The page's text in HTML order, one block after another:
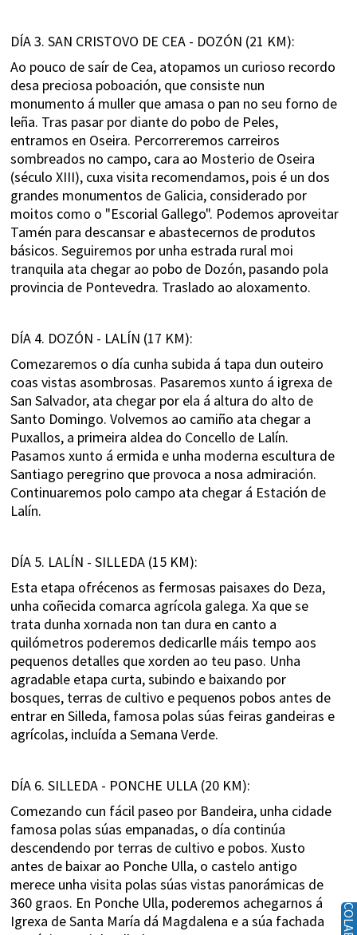
DÍA 3. SAN CRISTOVO DE CEA - DOZÓN (21 KM):
Ao pouco de saír de Cea, atopamos un curioso recordo
desa preciosa poboación, que consiste nun
monumento á muller que amasa o pan no seu forno de
leña. Tras pasar por diante do pobo de Peles,
entramos en Oseira. Percorreremos carreiros
sombreados no campo, cara ao Mosterio de Oseira
(século XIII), cuxa visita recomendamos, pois é un dos
grandes monumentos de Galicia, considerado por
moitos como o "Escorial Gallego". Podemos aproveitar
Tamén para descansar e abastecernos de produtos
básicos. Seguiremos por unha estrada rural moi
tranquila ata chegar ao pobo de Dozón, pasando pola
provincia de Pontevedra. Traslado ao aloxamento.
DÍA 4. DOZÓN - LALÍN (17 KM):
Comezaremos o día cunha subida á tapa dun outeiro
coas vistas asombrosas. Pasaremos xunto á igrexa de
San Salvador, ata chegar por ela á altura do alto de
Santo Domingo. Volvemos ao camiño ata chegar a
Puxallos, a primeira aldea do Concello de Lalín.
Pasamos xunto á ermida e unha moderna escultura de
Santiago peregrino que provoca a nosa admiración.
Continuaremos polo campo ata chegar á Estación de
Lalín.
DÍA 5. LALÍN - SILLEDA (15 KM):
Esta etapa ofrécenos as fermosas paisaxes do Deza,
unha coñecida comarca agrícola galega. Xa que se
trata dunha xornada non tan dura en canto a
quilómetros poderemos dedicarlle máis tempo aos
pequenos detalles que xorden ao teu paso. Unha
agradable etapa curta, subindo e baixando por
bosques, terras de cultivo e pequenos pobos antes de
entrar en Silleda, famosa polas súas feiras gandeiras e
agrícolas, incluída a Semana Verde.
DÍA 6. SILLEDA - PONCHE ULLA (20 KM):
Comezando cun fácil paseo por Bandeira, unha cidade
famosa polas súas empanadas, o día continúa
descendendo por terras de cultivo e pobos. Xusto
antes de baixar ao Ponche Ulla, o castelo antigo
merece unha visita polas súas vistas panorámicas de
360 graos. En Ponche Ulla, poderemos achegarnos á
Igrexa de Santa María dá Magdalena e a súa fachada